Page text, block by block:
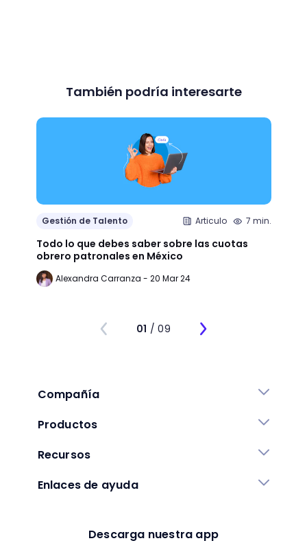
También podría interesarte
Gestión de Talento Articulo 7 min.
Todo lo que debes saber sobre las cuotas
obrero patronales en México
Alexandra Carranza - 20 Mar 24
01 / 09
Compañía
Productos
Recursos
Enlaces de ayuda
Descarga nuestra app